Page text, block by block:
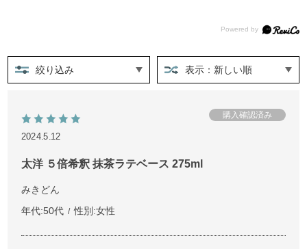
絞り込み 表示：新しい順
2024.5.12
太洋 ５倍希釈 抹茶ラテベース 275ml
みきどん
年代:50代 性別:女性